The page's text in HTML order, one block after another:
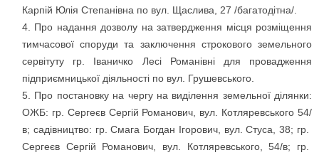
Карпій Юлія Степанівна по вул. Щаслива, 27 /багатодітна/.
Про надання дозволу на затвердження місця розміщення
тимчасової споруди та заключення строкового земельного
сервітуту гр. Іваничко Лесі Романівні для провадження
підприємницької діяльності по вул. Грушевського.
Про постановку на чергу на виділення земельної ділянки:
ОЖБ: гр. Сергеєв Сергій Романович, вул. Котляревського 54/
в; садівництво: гр. Смага Богдан Ігорович, вул. Стуса, 38; гр.
Сергеєв Сергій Романович, вул. Котляревського, 54/в; гр.